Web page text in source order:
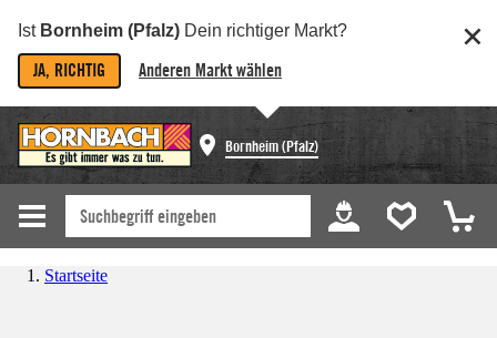
Ist Bornheim (Pfalz) Dein richtiger Markt?
JA, RICHTIG Anderen Markt wählen
Bornheim (Pfalz)
Startseite